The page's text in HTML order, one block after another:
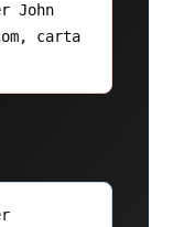
John
carta